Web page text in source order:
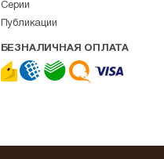
Серии
Публикации
БЕЗНАЛИЧНАЯ ОПЛАТА